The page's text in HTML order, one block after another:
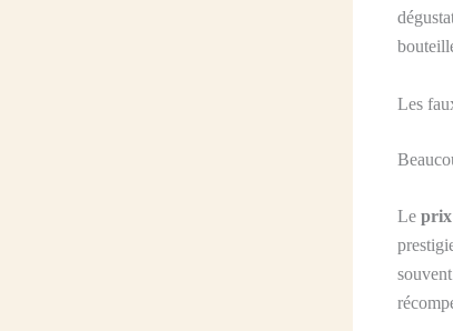
Les
Le prix